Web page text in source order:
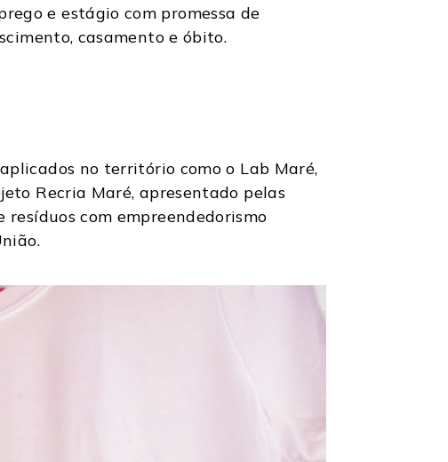
e estágio com promessa de
casamento e óbito.
no território como o Lab Maré,
Recria Maré, apresentado pelas
com empreendedorismo